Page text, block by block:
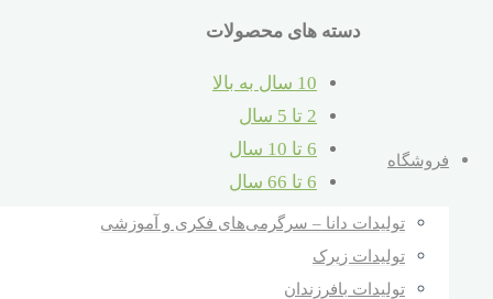
فروشگاه
تولیدات دانا – سرگرمی‌های فکری و آموزشی
تولیدات زیرک
تولیدات بافرزندان
دسته های محصولات
10 سال به بالا
2 تا 5 سال
6 تا 10 سال
6 تا 66 سال
بهداشتی
کمک آموزشی